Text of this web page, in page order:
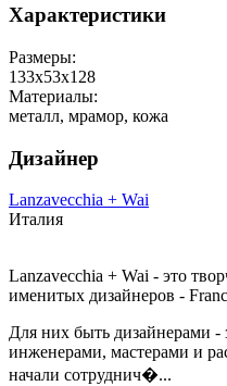
Характеристики
Размеры:
133x53x128
Материалы:
металл, мрамор, кожа
Дизайнер
Lanzavecchia + Wai
Италия
Lanzavecchia + Wai - это
именитых дизайнеров -
Для них быть дизайнерами -
инженерами, мастерами и
начали сотруднич�...